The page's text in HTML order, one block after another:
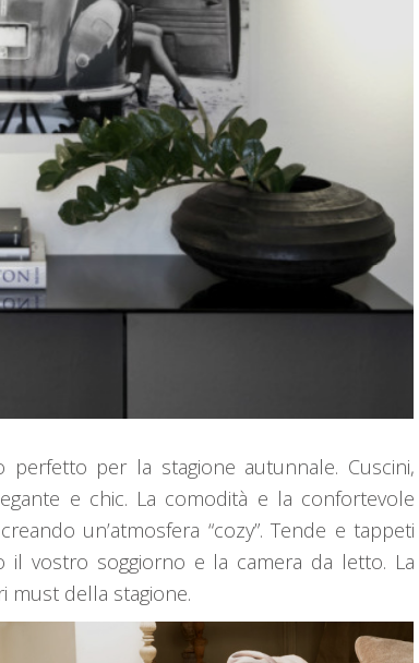
per la stagione autunnale. Cuscini,
e chic. La comodità e la confortevole
un’atmosfera “cozy”. Tende e tappeti
vostro soggiorno e la camera da letto. La
must della stagione.